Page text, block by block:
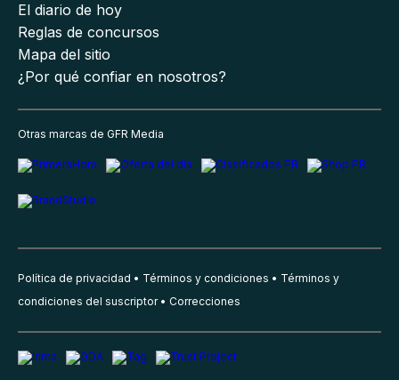
El diario de hoy
Reglas de concursos
Mapa del sitio
¿Por qué confiar en nosotros?
Otras marcas de GFR Media
Política de privacidad Términos y condiciones
Términos y
condiciones del suscriptor
Correcciones